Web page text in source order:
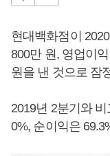
현대백화점이
800만 원, 영업이
원을 낸 것으로 잠
2019년 2분기와
0%, 순이익은